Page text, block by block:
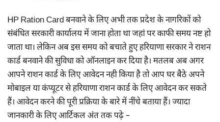
HP Ration Card बनवाने के लिए अभी तक प्रदेश के नागरिकों को
संबंधित सरकारी कार्यालय में जाना होता था जहां पर काफी समय नष्ट हो
जाता था। लेकिन अब इस समय को बचाते हुए हरियाणा सरकार ने राशन
कार्ड बनवाने की सुविधा को ऑनलाइन कर दिया है। मतलब अब अगर
आपने राशन कार्ड के लिए आवेदन नही किया है तो आप घर बैठे अपने
मोबाइल या कंप्यूटर से हरियाणा राशन कार्ड के लिए आवेदन कर सकते
हैं। आवेदन करने की पूरी प्रक्रिया के बारे में नींचे बताया हैं। ज्यादा
जानकारी के लिए आर्टिकल अंत तक पढ़े –